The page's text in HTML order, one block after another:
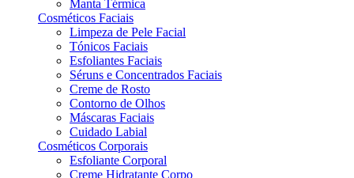
Manta Térmica
Cosméticos Faciais
Limpeza de Pele Facial
Tónicos Faciais
Esfoliantes Faciais
Séruns e Concentrados Faciais
Creme de Rosto
Contorno de Olhos
Máscaras Faciais
Cuidado Labial
Cosméticos Corporais
Esfoliante Corporal
Creme Hidratante Corpo